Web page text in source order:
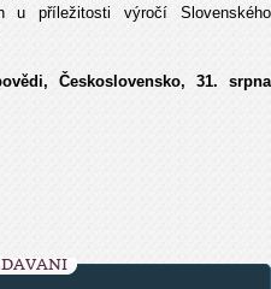
u příležitosti výročí Slovenského
Československo, 31. srpna